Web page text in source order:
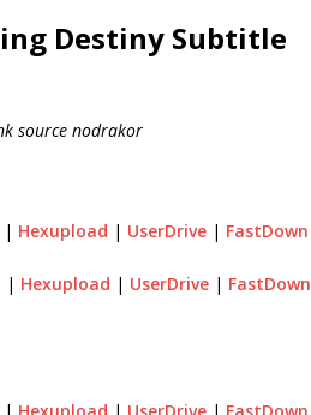
Destiny Subtitle
source nodrakor
| Hexupload | UserDrive | FastDown
| Hexupload | UserDrive | FastDown